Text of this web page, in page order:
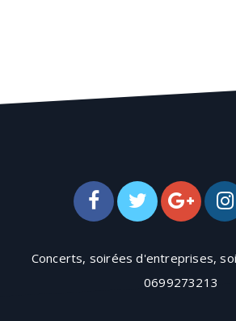
Concerts, soirées d'entreprises,
0699273213